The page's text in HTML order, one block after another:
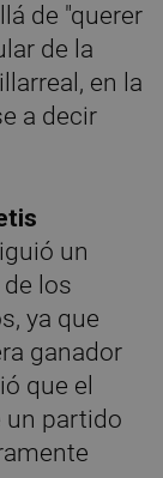
de "querer
de la
en la
a decir
un
los
ya que
ganador
que el
un partido